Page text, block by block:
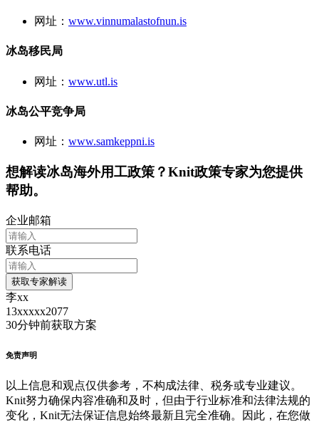
网址： www.vinnumalastofnun.is
冰岛移民局
网址： www.utl.is
冰岛公平竞争局
网址： www.samkeppni.is
想解读冰岛海外用工政策？Knit政策专家为您提供
帮助。
企业邮箱
联系电话
获取专家解读
李xx
13xxxxx2077
30分钟前获取方案
免责声明
以上信息和观点仅供参考，不构成法律、税务或专业建议。
Knit努力确保内容准确和及时，但由于行业标准和法律法规的
变化，Knit无法保证信息始终最新且完全准确。因此，在您做